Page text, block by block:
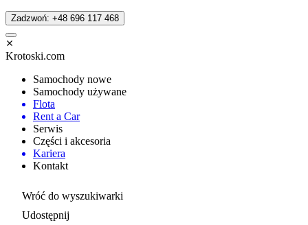
Zadzwoń: +48 696 117 468
Krotoski.com
Samochody nowe
Samochody używane
Flota
Rent a Car
Serwis
Części i akcesoria
Kariera
Kontakt
Wróć do wyszukiwarki
Udostępnij